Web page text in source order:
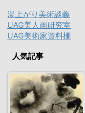
湯上がり美術談義
UAG美人画研究室
UAG美術家資料棚
人気記事